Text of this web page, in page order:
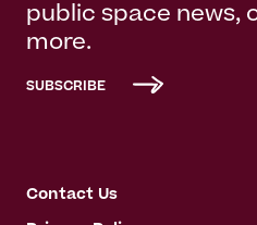
public space news,
more.
SUBSCRIBE
Contact Us